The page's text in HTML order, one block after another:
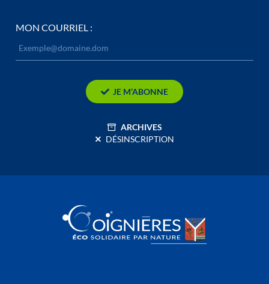
MON COURRIEL :
JE M’ABONNE
ARCHIVES
DÉSINSCRIPTION